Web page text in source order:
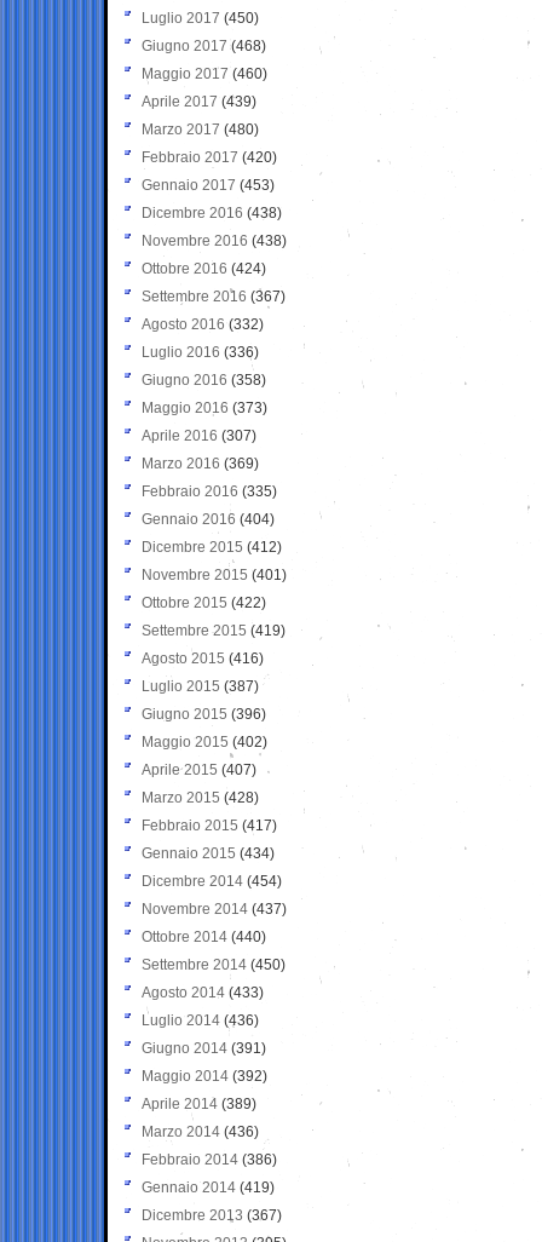
Luglio 2017 (450)
Giugno 2017 (468)
Maggio 2017 (460)
Aprile 2017 (439)
Marzo 2017 (480)
Febbraio 2017 (420)
Gennaio 2017 (453)
Dicembre 2016 (438)
Novembre 2016 (438)
Ottobre 2016 (424)
Settembre 2016 (367)
Agosto 2016 (332)
Luglio 2016 (336)
Giugno 2016 (358)
Maggio 2016 (373)
Aprile 2016 (307)
Marzo 2016 (369)
Febbraio 2016 (335)
Gennaio 2016 (404)
Dicembre 2015 (412)
Novembre 2015 (401)
Ottobre 2015 (422)
Settembre 2015 (419)
Agosto 2015 (416)
Luglio 2015 (387)
Giugno 2015 (396)
Maggio 2015 (402)
Aprile 2015 (407)
Marzo 2015 (428)
Febbraio 2015 (417)
Gennaio 2015 (434)
Dicembre 2014 (454)
Novembre 2014 (437)
Ottobre 2014 (440)
Settembre 2014 (450)
Agosto 2014 (433)
Luglio 2014 (436)
Giugno 2014 (391)
Maggio 2014 (392)
Aprile 2014 (389)
Marzo 2014 (436)
Febbraio 2014 (386)
Gennaio 2014 (419)
Dicembre 2013 (367)